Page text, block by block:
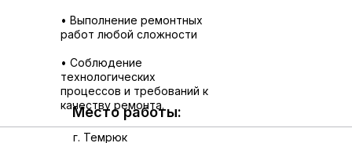
Место работы:
• Выполнение ремонтных
работ любой сложности
• Соблюдение
технологических
процессов и требований к
качеству ремонта.
г. Темрюк